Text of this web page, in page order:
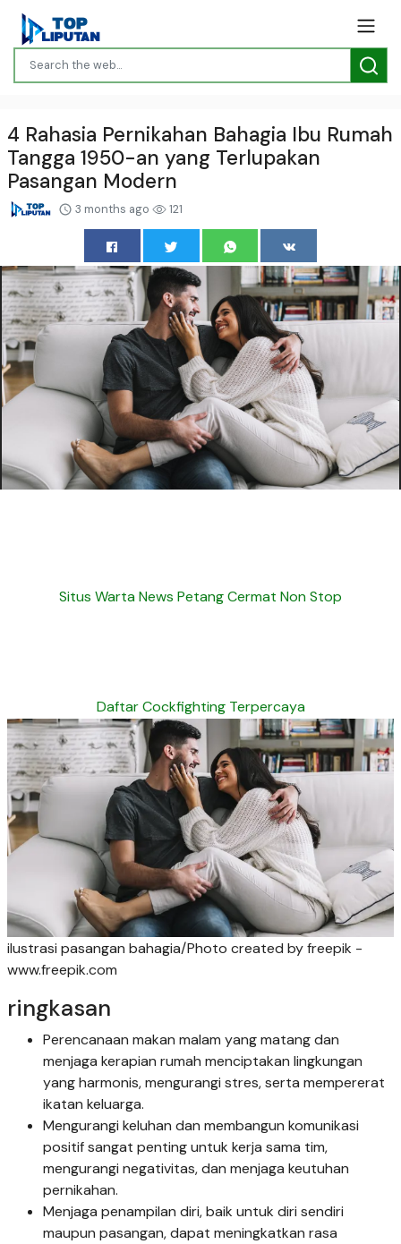
4 Rahasia Pernikahan Bahagia Ibu Rumah
Tangga 1950-an yang Terlupakan
Pasangan Modern
3 months ago 121
Situs Warta News Petang Cermat Non Stop
Daftar Cockfighting Terpercaya
ilustrasi pasangan bahagia/Photo created by freepik -
www.freepik.com
ringkasan
Perencanaan makan malam yang matang dan
menjaga kerapian rumah menciptakan lingkungan
yang harmonis, mengurangi stres, serta mempererat
ikatan keluarga.
Mengurangi keluhan dan membangun komunikasi
positif sangat penting untuk kerja sama tim,
mengurangi negativitas, dan menjaga keutuhan
pernikahan.
Menjaga penampilan diri, baik untuk diri sendiri
maupun pasangan, dapat meningkatkan rasa